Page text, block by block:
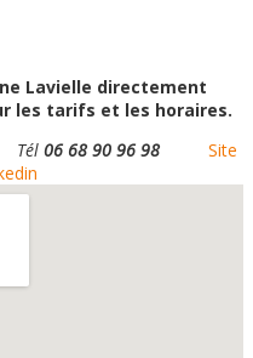
Lavielle directement
les tarifs et les horaires.
Tél 06 68 90 96 98
Site